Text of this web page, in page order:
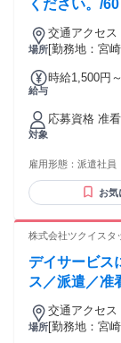
ください。/
場所
交通アクセス
[勤務地：宮
給与
時給1,500円～
当（時給25％割増）
決定 締日・支払日（支払い方法）: 月末締め・翌月15日支払
対象
応募資格 准
雇用形態： 派遣社員
お気
株式会社ツクイス
デイサービス
ス／派遣／准
場所
交通アクセス
[勤務地：宮